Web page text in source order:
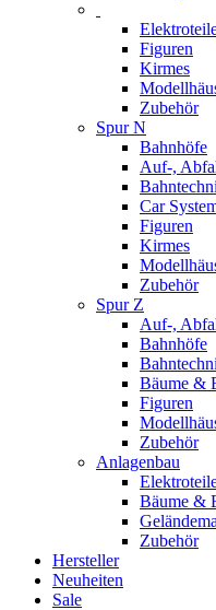
Figuren
Kirmes
Zubehör
Spur N
Bahnhöfe
Auf-,
Car
Figuren
Kirmes
Zubehör
Spur Z
Auf-,
Bahnhöfe
Bäume &
Figuren
Zubehör
Anlagenbau
Bäume &
Zubehör
Hersteller
Neuheiten
Sale